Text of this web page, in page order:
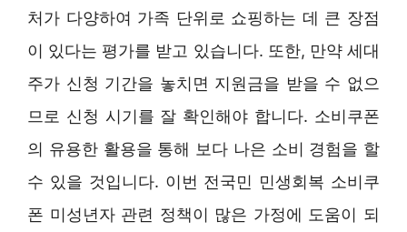
처가 다양하여 가족 단위로 쇼핑하는 데 큰 장점
이 있다는 평가를 받고 있습니다. 또한, 만약 세대
주가 신청 기간을 놓치면 지원금을 받을 수 없으
므로 신청 시기를 잘 확인해야 합니다. 소비쿠폰
의 유용한 활용을 통해 보다 나은 소비 경험을 할
수 있을 것입니다. 이번 전국민 민생회복 소비쿠
폰 미성년자 관련 정책이 많은 가정에 도움이 되